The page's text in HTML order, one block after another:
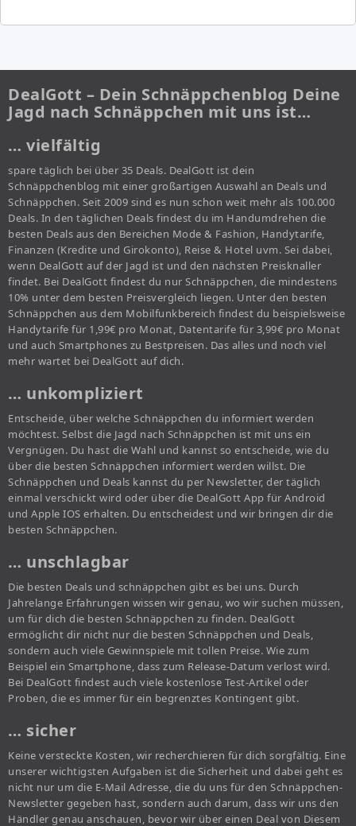
DealGott – Dein Schnäppchenblog Deine
Jagd nach Schnäppchen mit uns ist…
… vielfältig
spare täglich bei über 35 Deals. DealGott ist dein
Schnäppchenblog mit einer großartigen Auswahl an Deals und
Schnäppchen. Seit 2009 sind es nun schon weit mehr als 100.000
Deals. In den täglichen Deals findest du im Handumdrehen die
besten Deals aus den Bereichen Mode & Fashion, Handytarife,
Finanzen (Kredite und Girokonto), Reise & Hotel uvm. Sei dabei,
wenn DealGott auf der Jagd ist und den nächsten Preisknaller
findet. Bei DealGott findest du nur Schnäppchen, die mindestens
10% unter dem besten Preisvergleich liegen. Unter den besten
Schnäppchen aus dem Mobilfunkbereich findest du beispielsweise
Handytarife für 1,99€ pro Monat, Datentarife für 3,99€ pro Monat
und auch Smartphones zu Bestpreisen. Das alles und noch viel
mehr wartet bei DealGott auf dich.
… unkompliziert
Entscheide, über welche Schnäppchen du informiert werden
möchtest. Selbst die Jagd nach Schnäppchen ist mit uns ein
Vergnügen. Du hast die Wahl und kannst so entscheide, wie du
über die besten Schnäppchen informiert werden willst. Die
Schnäppchen und Deals kannst du per Newsletter, der täglich
einmal verschickt wird oder über die DealGott App für Android
und Apple IOS erhalten. Du entscheidest und wir bringen dir die
besten Schnäppchen.
… unschlagbar
Die besten Deals und schnäppchen gibt es bei uns. Durch
Jahrelange Erfahrungen wissen wir genau, wo wir suchen müssen,
um für dich die besten Schnäppchen zu finden. DealGott
ermöglicht dir nicht nur die besten Schnäppchen und Deals,
sondern auch viele Gewinnspiele mit tollen Preise. Wie zum
Beispiel ein Smartphone, dass zum Release-Datum verlost wird.
Bei DealGott findest auch viele kostenlose Test-Artikel oder
Proben, die es immer für ein begrenztes Kontingent gibt.
… sicher
Keine versteckte Kosten, wir recherchieren für dich sorgfältig. Eine
unserer wichtigsten Aufgaben ist die Sicherheit und dabei geht es
nicht nur um die E-Mail Adresse, die du uns für den Schnäppchen-
Newsletter gegeben hast, sondern auch darum, dass wir uns den
Händler genau anschauen, bevor wir über einen Deal von Diesem